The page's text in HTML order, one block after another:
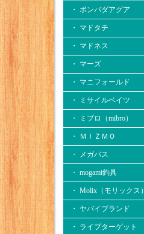
・ ボンバダアグア
・ マドタチ
・ マドネス
・ マーズ
・ マニフォールド
・ ミサイルベイツ
・ ミブロ（mibro）
・ ＭＩＺＭＯ
・ メガバス
・ mogami釣具
・ Molix（モリックス）
・ ヤバイブランド
・ ライブターゲット